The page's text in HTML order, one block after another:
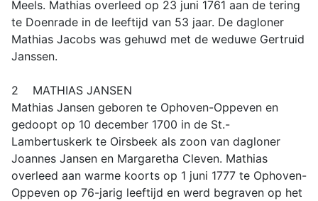
Meels. Mathias overleed op 23 juni 1761 aan de tering
te Doenrade in de leeftijd van 53 jaar. De dagloner
Mathias Jacobs was gehuwd met de weduwe Gertruid
Janssen.
2 MATHIAS JANSEN
Mathias Jansen geboren te Ophoven-Oppeven en
gedoopt op 10 december 1700 in de St.-
Lambertuskerk te Oirsbeek als zoon van dagloner
Joannes Jansen en Margaretha Cleven. Mathias
overleed aan warme koorts op 1 juni 1777 te Ophoven-
Oppeven op 76-jarig leeftijd en werd begraven op het